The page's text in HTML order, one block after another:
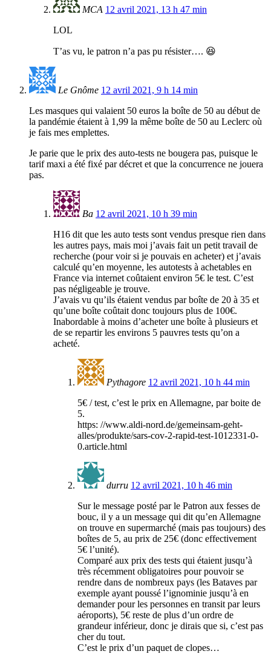
MCA 12 avril 2021, 13 h 47 min
LOL
T’as vu, le patron n’a pas pu résister…. 😆
Le Gnôme 12 avril 2021, 9 h 14 min
Les masques qui valaient 50 euros la boîte de 50 au début de
la pandémie étaient à 1,99 la même boîte de 50 au Leclerc où
je fais mes emplettes.
Je parie que le prix des auto-tests ne bougera pas, puisque le
tarif maxi a été fixé par décret et que la concurrence ne jouera
pas.
Ba 12 avril 2021, 10 h 39 min
H16 dit que les auto tests sont vendus presque rien dans
les autres pays, mais moi j’avais fait un petit travail de
recherche (pour voir si je pouvais en acheter) et j’avais
calculé qu’en moyenne, les autotests à achetables en
France via internet coûtaient environ 5€ le test. C’est
pas négligeable je trouve.
J’avais vu qu’ils étaient vendus par boîte de 20 à 35 et
qu’une boîte coûtait donc toujours plus de 100€.
Inabordable à moins d’acheter une boîte à plusieurs et
de se repartir les environs 5 pauvres tests qu’on a
acheté.
Pythagore 12 avril 2021, 10 h 44 min
5€ / test, c’est le prix en Allemagne, par boite de
5.
https: //www.aldi-nord.de/gemeinsam-geht-
alles/produkte/sars-cov-2-rapid-test-1012331-0-
0.article.html
durru 12 avril 2021, 10 h 46 min
Sur le message posté par le Patron aux fesses de
bouc, il y a un message qui dit qu’en Allemagne
on trouve en supermarché (mais pas toujours) des
boîtes de 5, au prix de 25€ (donc effectivement
5€ l’unité).
Comparé aux prix des tests qui étaient jusqu’à
très récemment obligatoires pour pouvoir se
rendre dans de nombreux pays (les Bataves par
exemple ayant poussé l’ignominie jusqu’à en
demander pour les personnes en transit par leurs
aéroports), 5€ reste de plus d’un ordre de
grandeur inférieur, donc je dirais que si, c’est pas
cher du tout.
C’est le prix d’un paquet de clopes…